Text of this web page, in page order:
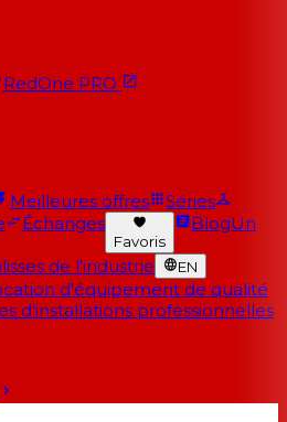
RedOne PRO
Meilleures offres
Séries
Échanges
Favoris
BlogUn
de l'industrie EN
d'équipement de qualité
d'installations professionnelles